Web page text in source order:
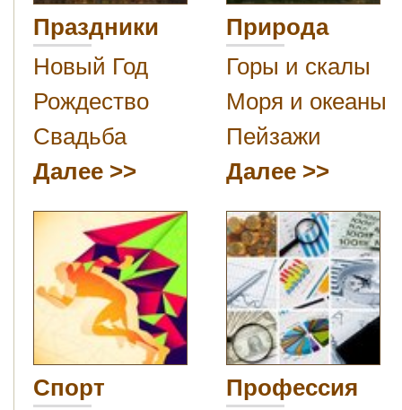
Праздники
Новый Год
Рождество
Свадьба
Далее
Природа
Горы и скалы
Моря и океаны
Пейзажи
Далее
Спорт
Профессия